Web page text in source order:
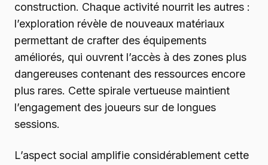
construction. Chaque activité nourrit les autres :
l’exploration révèle de nouveaux matériaux
permettant de crafter des équipements
améliorés, qui ouvrent l’accès à des zones plus
dangereuses contenant des ressources encore
plus rares. Cette spirale vertueuse maintient
l’engagement des joueurs sur de longues
sessions.
L’aspect social amplifie considérablement cette